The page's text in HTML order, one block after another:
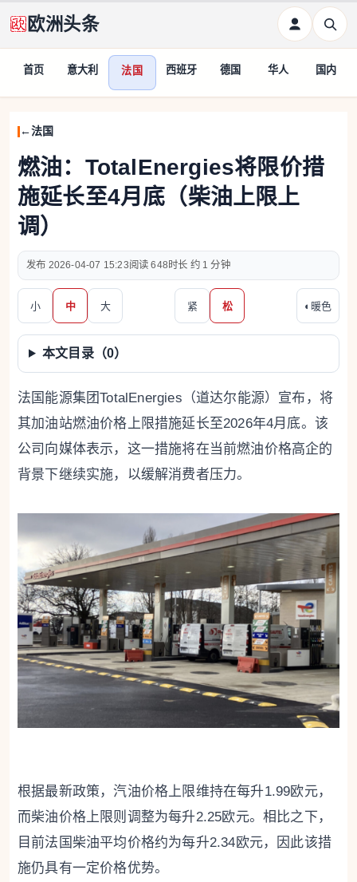
欧洲头条
首页 意大利 法国 西班牙 德国 华人 国内
法国
燃油：TotalEnergies将限价措
施延长至4月底（柴油上限上
调）
2026-04-07 15:23 648 约 1 分钟
小 中 大 紧 松 ◐ 暖色
本文目录（0）
法国能源集团TotalEnergies（道达尔能源）宣布，将
其加油站燃油价格上限措施延长至2026年4月底。该
公司向媒体表示，这一措施将在当前燃油价格高企的
背景下继续实施，以缓解消费者压力。
根据最新政策，汽油价格上限维持在每升1.99欧元，
而柴油价格上限则调整为每升2.25欧元。相比之下，
目前法国柴油平均价格约为每升2.34欧元，因此该措
施仍具有一定价格优势。